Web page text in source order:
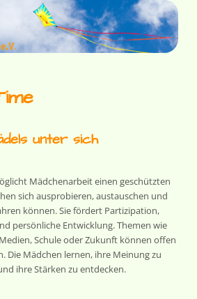
unter sich
Mädchenarbeit einen geschützten
sich ausprobieren, austauschen und
können. Sie fördert Partizipation,
persönliche Entwicklung. Themen wie
Schule oder Zukunft können offen
Die Mädchen lernen, ihre Meinung zu
ihre Stärken zu entdecken.